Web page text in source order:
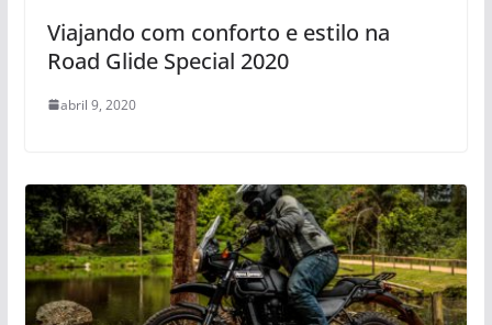
Viajando com conforto e estilo na
Road Glide Special 2020
abril 9, 2020